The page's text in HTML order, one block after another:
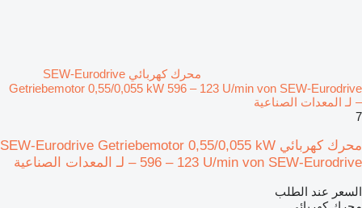
محرك كهربائي SEW-Eurodrive
Getriebemotor 0,55/0,055 kW 596 – 123 U/min von SEW-Eurodrive
– لـ المعدات الصناعية
7
محرك كهربائي SEW-Eurodrive Getriebemotor 0,55/0,055 kW
596 – 123 U/min von SEW-Eurodrive – لـ المعدات الصناعية
السعر عند الطلب